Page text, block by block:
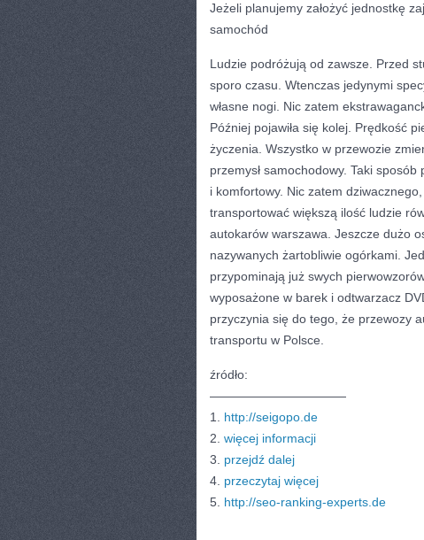
Jeżeli planujemy założyć jednostkę
samochód
Ludzie podróżują od zawsze. Przed
sporo czasu. Wtenczas jedynymi
własne nogi. Nic zatem
Później pojawiła się kolej. Prędkość
życzenia. Wszystko w przewozie
przemysł samochodowy. Taki
i komfortowy. Nic zatem
transportować większą ilość ludzie
autokarów warszawa. Jeszcze dużo
nazywanych żartobliwie ogórkami.
przypominają już swych
wyposażone w barek i odtwarzacz
przyczynia się do tego, że przewozy
transportu w Polsce.
źródło:
———————————
1. http://seigopo.de
2. więcej informacji
3. przejdź dalej
4. przeczytaj więcej
5. http://seo-ranking-experts.de